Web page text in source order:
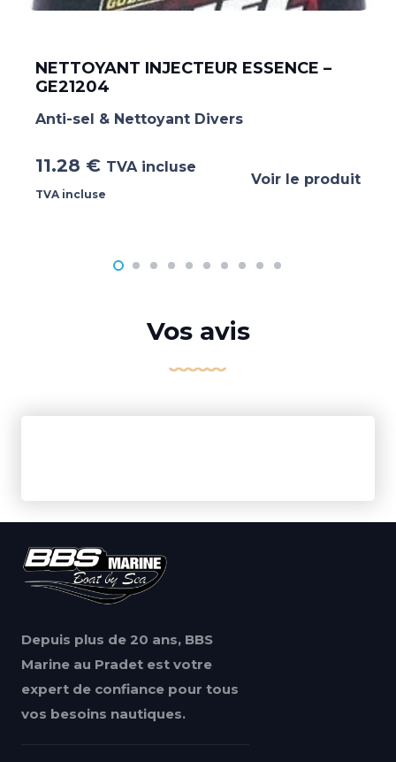
NETTOYANT INJECTEUR ESSENCE –
GE21204
Anti-sel & Nettoyant Divers
11.28 € TVA incluse
TVA incluse
Voir le produit
Vos avis
Depuis plus de 20 ans, BBS
Marine au Pradet est votre
expert de confiance pour tous
vos besoins nautiques.